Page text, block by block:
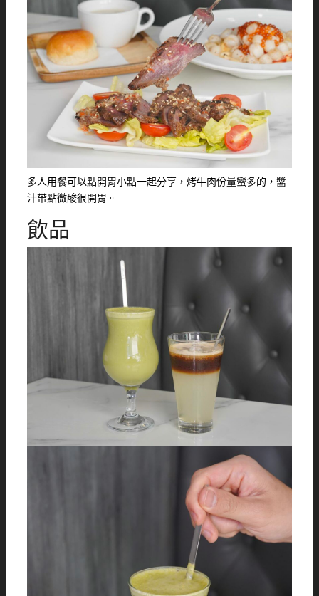
多人用餐可以點開胃小點一起分享，烤牛肉份量蠻多的，醬
汁帶點微酸很開胃。
飲品